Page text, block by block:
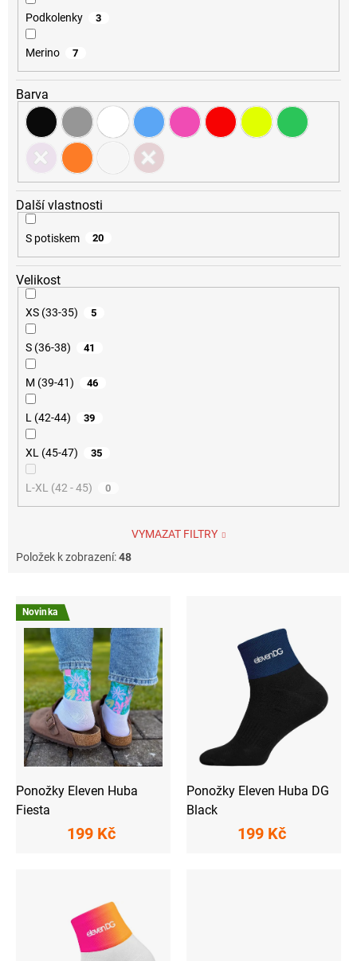
Velikost
XS (33-35) 5
S (36-38) 41
M (39-41) 46
L (42-44) 39
XL (45-47) 35
L-XL (42 - 45) 0
Podkolenky 3
Merino 7
Barva
Další vlastnosti
S potiskem 20
VYMAZAT FILTRY
Položek k zobrazení:48
Novinka
Ponožky Eleven Huba
Fiesta
199 Kč
Ponožky Eleven Huba DG
Black
199 Kč